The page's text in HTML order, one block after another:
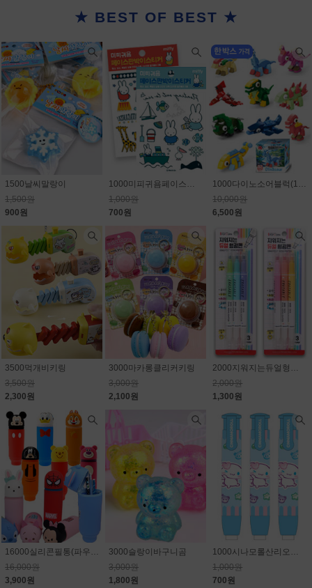
★ BEST OF BEST ★
1500날씨말랑이
1,500원
900원
1000미피귀욤페이스판박이스티커
1,000원
700원
1000다이노소어블럭(10종) 1개650원
10,000원
6,500원
3500먹개비키링
3,500원
2,300원
3000마카롱클리커키링
3,000원
2,100원
2000지워지는듀얼형광펜
2,000원
1,300원
16000실리콘필통(파우치)_캐릭터 랜덤(마블,스티치,디즈니)75.6% 할인
16,000원
3,900원
3000슬랑이바구니곰
3,000원
1,800원
1000시나모롤산리오노크식지우개
1,000원
700원